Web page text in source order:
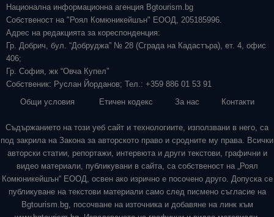
Национална информационна агенция Bgtourism.bg
Собственост на "Роял Комюникейшън" ЕООД, 205185996.
Адрес на редакцията за кореспонденция:
Гр. Добрич, бул. “Добруджа” № 28 (Сграда на Кадастъра), ет. 4, офис
406;
Гр. София, жк “Овча Купел”
Собственик: Руслан Йорданов; Тел.: +359 886 01 53 91
Общи условия
Етичен кодекс За нас Контакти
Съдържанието на този уеб сайт и технологиите, използвани в него, са
под закрила на Закона за авторското право и сродните му права. Всички
авторски статии, репортажи, интервюта и други текстови, графични и
видео материали, публикувани в сайта, са собственост на „Роял
Комюникейшън“ ЕООД, освен ако изрично е посочено друго. Допуска се
публикуване на текстови материали само след писмено съгласие на
Bgtourism.bg, посочване на източника и добавяне на линк към